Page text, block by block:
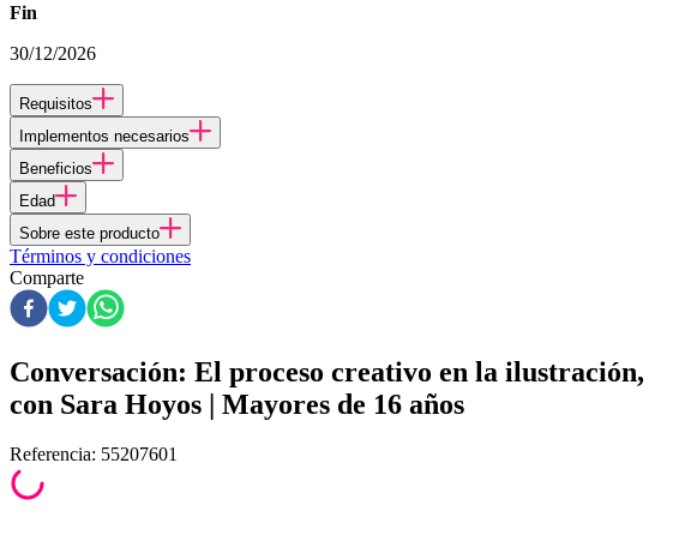
Fin
30/12/2026
Requisitos
Implementos necesarios
Beneficios
Edad
Sobre este producto
Términos y condiciones
Comparte
Conversación: El proceso creativo en la ilustración,
con Sara Hoyos | Mayores de 16 años
Referencia: 55207601